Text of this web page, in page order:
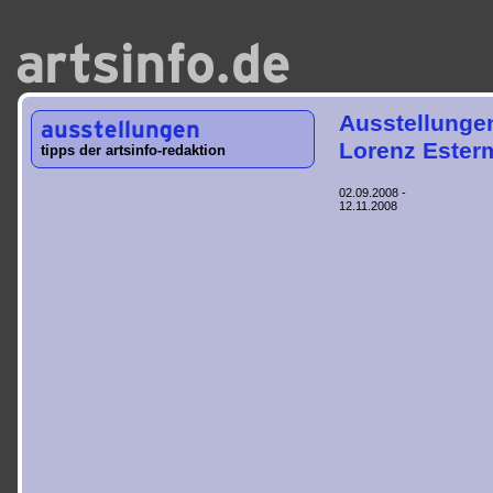
tipps der artsinfo-redaktion
Lorenz
02.09.2008 -
12.11.2008